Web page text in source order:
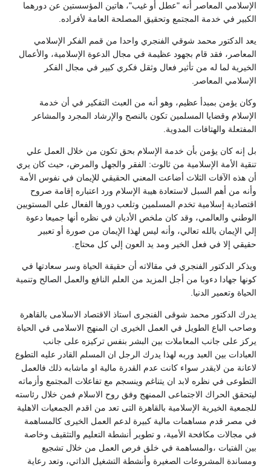
الإسلامي المعاصر أنه "عطل أو غيب"، هاتين المؤسستين عن دورهما
الكبير في خدمة المجتمع وتحقيق المصلحة العامة لأفراده.
يعد الدكتور محمد شوقي الفنجري واحدا من قمم الفكر الإسلامي
المعاصر، فقد قام بجهود عظيمة في مجال الدعوة الإسلامية، والأعمال
الخيرية لما له من تأثير فعال وثقل فكري كبير في مجال الفكر
الإسلامي المعاصر.
وكان يؤمن بمبدأ عظيم، وهو أنه من العبث التفكير في أن خدمة
الإسلام وقضايا المسلمين تكون بالنصح والإرشاد المجرد والمشاعر
المفتعلة والهتافات المدوية.
بل إنه كان يؤمن بأن خدمة الإسلام بحق تكون من خلال العمل علي
تنقية الأمة الإسلامية من ثالوث: الفقر والجهل والمرض، حيث كان يري
أن هذه الآفات الثلاث أضاعت المعني الحقيقي للإيمان في نفوس الأمة
وأنه من أهم السبل لاستعادة هيبة الإسلام ورد اعتباره إقامة صروح
اقتصادية إسلامية تخدم المسلمين وتلعب دورها الفعال علي المستويين
الوطني والعالمي، وقد كان ملخص الأديان في نظره أنها جميعا دعوة
إلي الإيمان بالله تعالي، وأنه ليس لهذا الإيمان من صورة أو تعبير
حقيقي إلا في فعل الخير ومد يد العون إلي كل محتاج.
ويذكر الدكتور الفنجري في مقالاته أن حقيقة الحياة وسر سعادتها في
كونها جهادا دءوبا من أجل المزيد من العلم النافع والعمل الصالح وتنمية
الحياة وتعمير الدنيا.
يدرك الدكتور محمد شوقى الفنجرى استاذ الاقتصاد الاسلامى بالقاهرة
وصاحب الباع الطويل في العمل الخيرى ان المنهج الاسلامى في الحياة
يركز على جانب المعاملات بين البشر بنفس تركيزه على جانب
العبادات بين العبد وربه لهذا يدرك الرجل ان المسلم القادر عليه التطوع
لاعانة من لايقدر سواء كانت عدم القدرة مالية او ماشابه ذلك فالعمل
التطوعى في نظره لابد ان يتناغم وينسجم مع تفاعلات المجتمع وأزماته
ليتحقق الحراك الاجتماعى الممنهج وفق روح الاسلام فمن خلال رئاسته
للجمعية الخيرية الإسلامية بالقاهرة التى تعد من اقدم الجمعيات الاهلية
في مصر قدم مساهمات مالية كبيرة لدعم العمل الخيرى كالمساهمة
في مجالات مكافحة الأمية، و تطوير أنشطة التعليم والتثقيف وخاصة
بين الفتيات ،والمساهمة في خلق فرص العمل من خلال تشجيع
ومساندة المشروعات الصغيرة وأنشطة التشغيل الذاتي، وتعد رعاية